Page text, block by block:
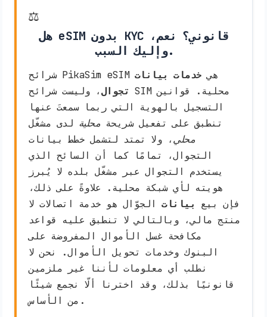
⚖️
هل eSIM بدون KYC قانوني؟ نعم،
وإليك السبب.
شرائح PikaSim eSIM هي خدمات بيانات
تجوال، وليست شرائح SIM محلية. قوانين
التسجيل بالهوية التي ربما سمعتَ عنها
تنطبق على تفعيل شريحة محلية لدى مشغّل
محلي، ولا تمتد لتشمل خطط بيانات
التجوال، تمامًا كما أن السائح الذي
يستخدم التجوال عبر مشغّل بلده لا يُبرز
هويته لأي شبكة محلية. علاوةً على ذلك،
فإن بيع بيانات الجوّال هو خدمة اتصالات لا
منتج مالي، وبالتالي لا تنطبق عليه قواعد
مكافحة غسل الأموال المفروضة على
البنوك وخدمات تحويل الأموال. نحن لا
نطلب أي معلومات لأننا غير ملزمين
قانونيًا بذلك، وقد اخترنا ألّا نجمع شيئًا
من الأساس.